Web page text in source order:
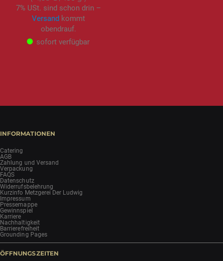
7% USt. sind schon drin –
Versandkommt
obendrauf.
sofort verfügbar
INFORMATIONEN
Catering
AGB
Zahlung und Versand
Verpackung
FAQS
Datenschutz
Widerrufsbelehrung
Kurzinfo Metzgerei Der Ludwig
Impressum
Pressemappe
Gewinnspiel
Karriere
Nachhaltigkeit
Barrierefreiheit
Grounding Pages
ÖFFNUNGSZEITEN